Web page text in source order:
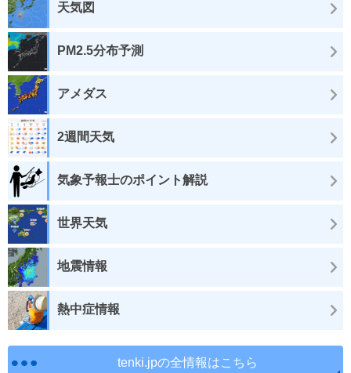
天気図
PM2.5分布予測
アメダス
2週間天気
気象予報士のポイント解説
世界天気
地震情報
熱中症情報
tenki.jpの全情報はこちら